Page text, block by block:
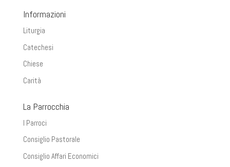
Informazioni
Liturgia
Catechesi
Chiese
Carità
La Parrocchia
I Parroci
Consiglio Pastorale
Consiglio Affari Economici